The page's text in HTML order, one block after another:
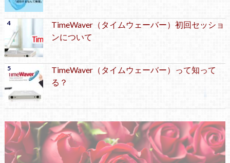
TimeWaver（タイムウェーバー）初回セッショ
ンについて
TimeWaver（タイムウェーバー）って知って
る？